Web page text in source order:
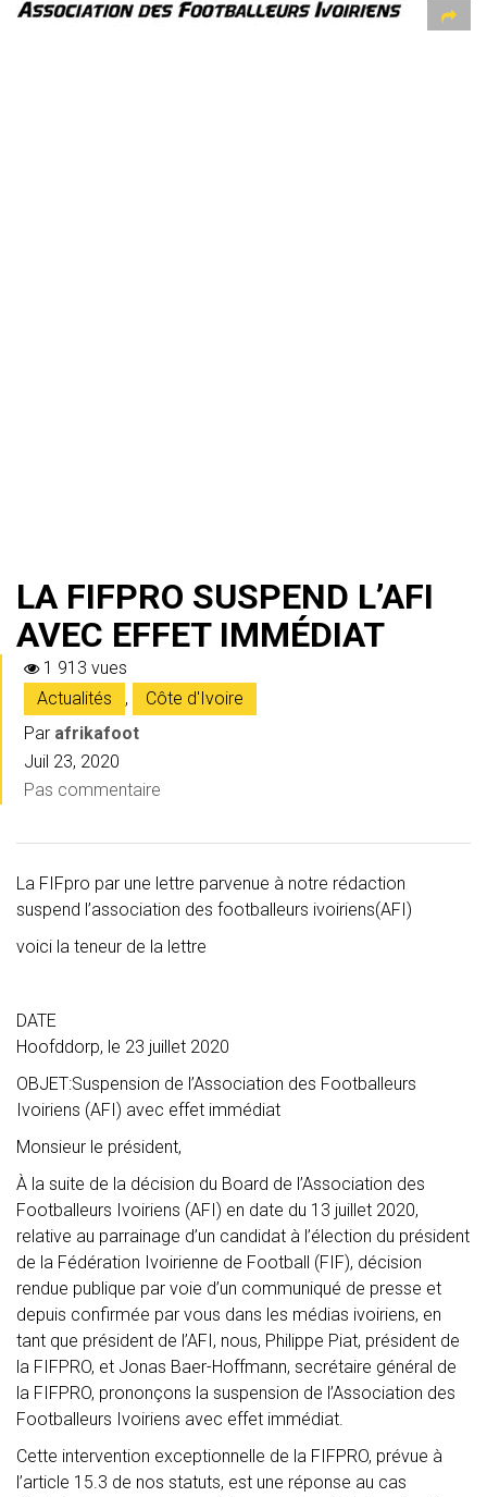
LA FIFPRO SUSPEND L’AFI
AVEC EFFET IMMÉDIAT
1 913 vues
Actualités
,
Côte d'Ivoire
Par afrikafoot
Juil 23, 2020
Pas commentaire
La FIFpro par une lettre parvenue à notre rédaction
suspend l’association des footballeurs ivoiriens(AFI)
voici la teneur de la lettre
DATE
Hoofddorp, le 23 juillet 2020
OBJET:Suspension de l’Association des Footballeurs
Ivoiriens (AFI) avec effet immédiat
Monsieur le président,
À la suite de la décision du Board de l’Association des
Footballeurs Ivoiriens (AFI) en date du 13 juillet 2020,
relative au parrainage d’un candidat à l’élection du président
de la Fédération Ivoirienne de Football (FIF), décision
rendue publique par voie d’un communiqué de presse et
depuis confirmée par vous dans les médias ivoiriens, en
tant que président de l’AFI, nous, Philippe Piat, président de
la FIFPRO, et Jonas Baer-Hoffmann, secrétaire général de
la FIFPRO, prononçons la suspension de l’Association des
Footballeurs Ivoiriens avec effet immédiat.
Cette intervention exceptionnelle de la FIFPRO, prévue à
l’article 15.3 de nos statuts, est une réponse au cas